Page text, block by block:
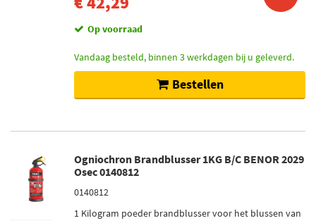
Op voorraad
Vandaag besteld, binnen 3 werkdagen bij u geleverd.
Bestellen
Ogniochron Brandblusser 1KG B/C BENOR 2029
Osec 0140812
0140812
1 Kilogram poeder brandblusser voor het blussen van